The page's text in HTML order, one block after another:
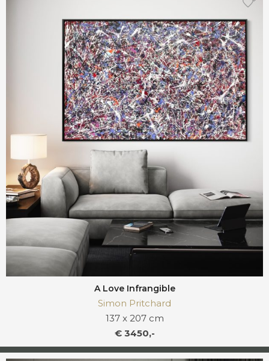
A Love Infrangible
Simon Pritchard
137 x 207 cm
€ 3450,-